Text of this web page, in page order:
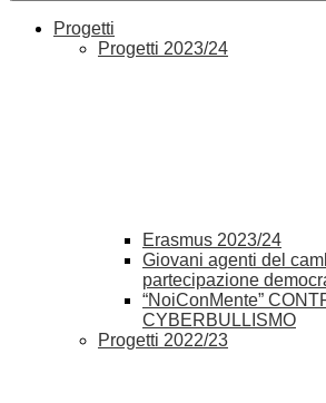
Progetti
Progetti 2023/24
Erasmus 2023/24
Giovani agenti del
partecipazione
“NoiConMente”
CYBERBULLISMO
Progetti 2022/23